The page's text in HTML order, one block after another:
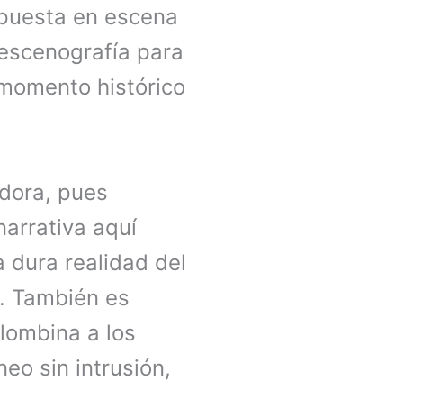
en escena
para
histórico
pues
aquí
dura realidad del
También es
a los
sin intrusión,